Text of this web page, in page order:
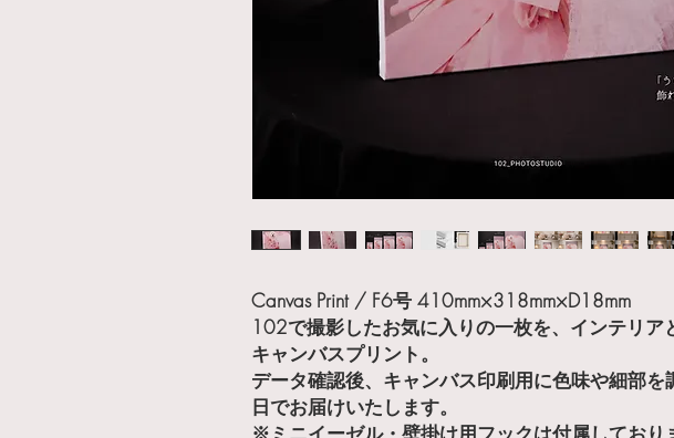
Canvas Print / F6号 410mm×318mm×D18mm
102で撮影したお気に入りの一枚を、インテリア
キャンバスプリント。
データ確認後、キャンバス印刷用に色味や細部
日でお届けいたします。
​​​​​​​※ミニイーゼル・壁掛け用フックは付属しており